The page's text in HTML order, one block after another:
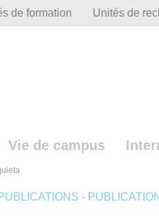
de formation Unités de
Vie de campus
-